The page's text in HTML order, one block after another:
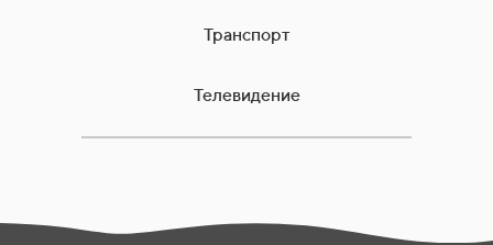
Транспорт
Телевидение